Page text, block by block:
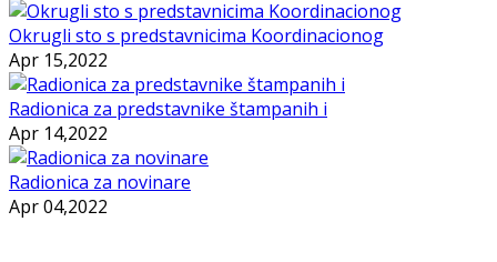
Okrugli sto s predstavnicima Koordinacionog
Apr 15,2022
Radionica za predstavnike štampanih i
Apr 14,2022
Radionica za novinare
Apr 04,2022